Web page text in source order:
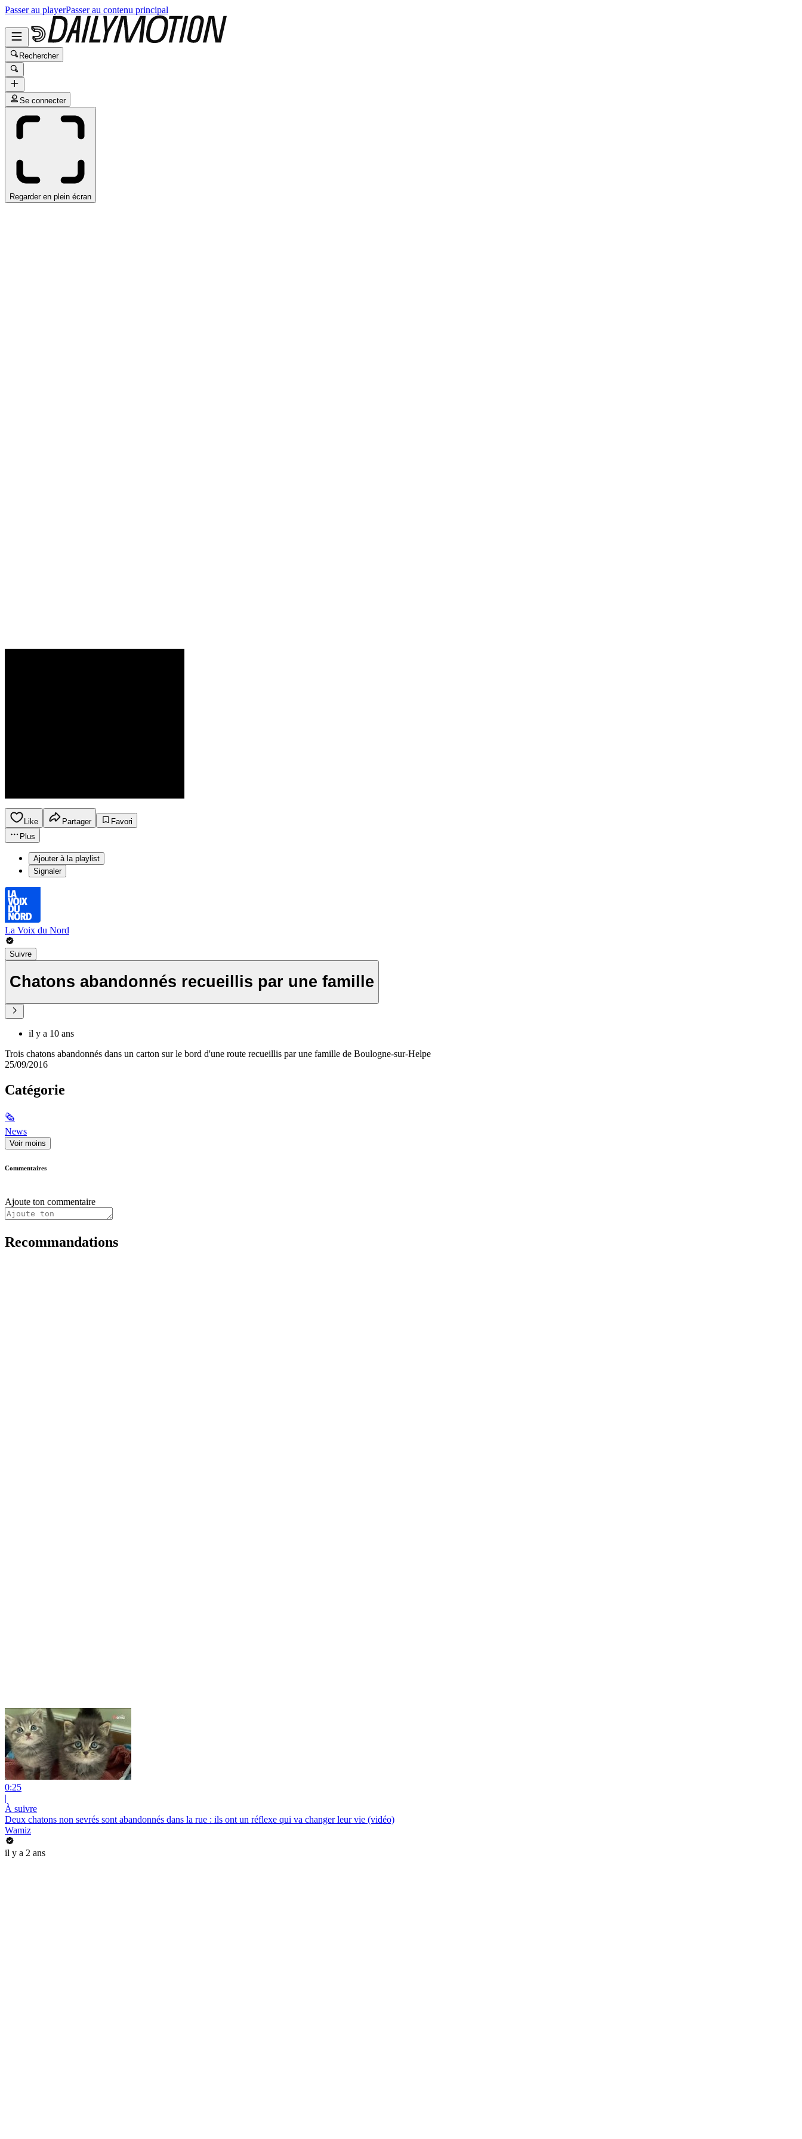
Passer au playerPasser au contenu principal
Rechercher
Se connecter
Regarder en plein écran
Like Partager
Favori
Plus
Ajouter à la playlist
Signaler
La Voix du Nord
Suivre
Chatons abandonnés recueillis par une famille
il y a 10 ans
Trois chatons abandonnés dans un carton sur le bord d'une route recueillis par une famille de Boulogne-sur-Helpe
25/09/2016
Catégorie
🗞
News
Voir moins
Commentaires
Ajoute ton commentaire
Recommandations
0:25
|
À suivre
Deux chatons non sevrés sont abandonnés dans la rue : ils ont un réflexe qui va changer leur vie (vidéo)
Wamiz
il y a 2 ans